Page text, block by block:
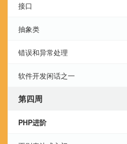
接口
抽象类
错误和异常处理
软件开发闲话之一
第四周
PHP进阶